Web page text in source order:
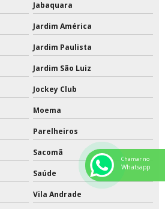
Jabaquara
Jardim América
Jardim Paulista
Jardim São Luiz
Jockey Club
Moema
Parelheiros
Sacomã
Saúde
Vila Andrade
Chamar no
Whatsapp